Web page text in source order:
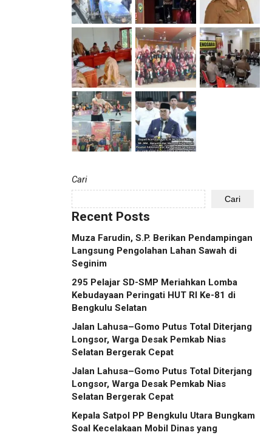
Cari
Cari
Recent Posts
Muza Farudin, S.P. Berikan Pendampingan
Langsung Pengolahan Lahan Sawah di
Seginim
295 Pelajar SD-SMP Meriahkan Lomba
Kebudayaan Peringati HUT RI Ke-81 di
Bengkulu Selatan
Jalan Lahusa–Gomo Putus Total Diterjang
Longsor, Warga Desak Pemkab Nias
Selatan Bergerak Cepat
Jalan Lahusa–Gomo Putus Total Diterjang
Longsor, Warga Desak Pemkab Nias
Selatan Bergerak Cepat
Kepala Satpol PP Bengkulu Utara Bungkam
Soal Kecelakaan Mobil Dinas yang